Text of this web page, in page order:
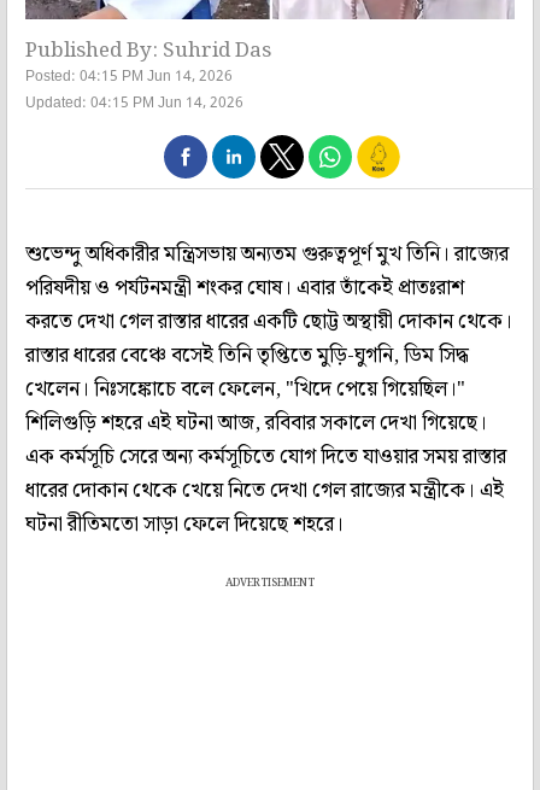
Published By: Suhrid Das
Posted: 04:15 PM Jun 14, 2026
Updated: 04:15 PM Jun 14, 2026
শুভেন্দু অধিকারীর মন্ত্রিসভায় অন্যতম গুরুত্বপূর্ণ মুখ তিনি। রাজ্যের
পরিষদীয় ও পর্যটনমন্ত্রী শংকর ঘোষ। এবার তাঁকেই প্রাতঃরাশ
করতে দেখা গেল রাস্তার ধারের একটি ছোট্ট অস্থায়ী দোকান থেকে।
রাস্তার ধারের বেঞ্চে বসেই তিনি তৃপ্তিতে মুড়ি-ঘুগনি, ডিম সিদ্ধ
খেলেন। নিঃসঙ্কোচে বলে ফেলেন, "খিদে পেয়ে গিয়েছিল।"
শিলিগুড়ি শহরে এই ঘটনা আজ, রবিবার সকালে দেখা গিয়েছে।
এক কর্মসূচি সেরে অন্য কর্মসূচিতে যোগ দিতে যাওয়ার সময় রাস্তার
ধারের দোকান থেকে খেয়ে নিতে দেখা গেল রাজ্যের মন্ত্রীকে। এই
ঘটনা রীতিমতো সাড়া ফেলে দিয়েছে শহরে।
ADVERTISEMENT